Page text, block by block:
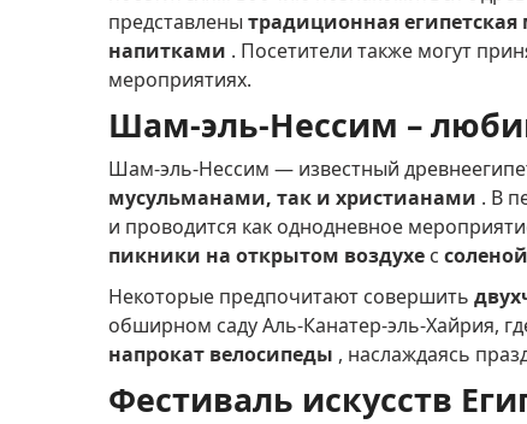
представлены традиционная
напитками . Посетители также могут
мероприятиях.
Шам-эль-Нессим –
Шам-эль-Нессим — известный
мусульманами, так и христианами . В
и проводится как однодневное
пикники на открытом воздухе с
Некоторые предпочитают совершить
обширном саду Аль-Канатер-эль-Хайрия,
напрокат велосипеды , наслаждаясь
Фестиваль искусств